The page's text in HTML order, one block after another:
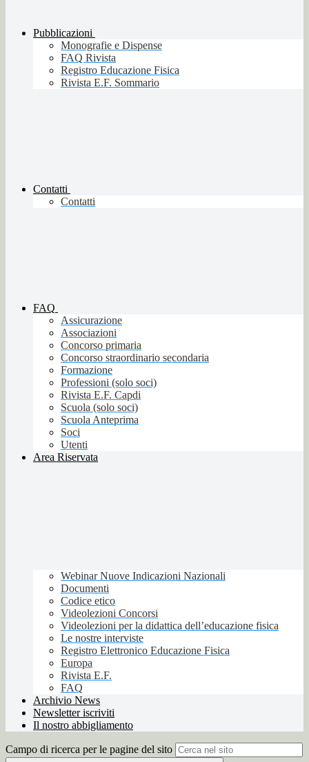
Pubblicazioni
Monografie e Dispense
FAQ Rivista
Registro Educazione Fisica
Rivista E.F. Sommario
Contatti
Contatti
FAQ
Assicurazione
Associazioni
Concorso primaria
Concorso straordinario secondaria
Formazione
Professioni (solo soci)
Rivista E.F. Capdi
Scuola (solo soci)
Scuola Anteprima
Soci
Utenti
Area Riservata
Webinar Nuove Indicazioni Nazionali
Documenti
Codice etico
Videolezioni Concorsi
Videolezioni per la didattica dell’educazione fisica
Le nostre interviste
Registro Elettronico Educazione Fisica
Europa
Rivista E.F.
FAQ
Archivio News
Newsletter iscriviti
Il nostro abbigliamento
Campo di ricerca per le pagine del sito